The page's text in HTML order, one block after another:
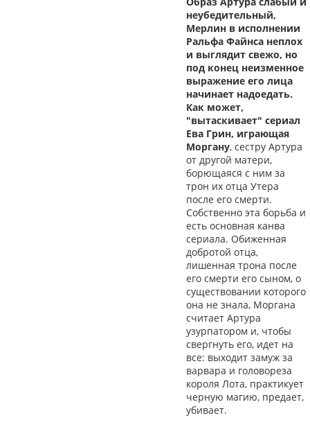
неубедительный,
Мерлин в исполнении
Ральфа Файнса неплох
и выглядит свежо, но
под конец неизменное
выражение его лица
начинает надоедать.
Как может,
"вытаскивает" сериал
Ева Грин, играющая
Моргану, сестру Артура
от другой матери,
борющаяся с ним за
трон их отца Утера
после его смерти.
Собственно эта борьба и
есть основная канва
сериала. Обиженная
добротой отца,
лишенная трона после
его смерти его сыном, о
существовании которого
она не знала, Моргана
считает Артура
узурпатором и, чтобы
свергнуть его, идет на
все: выходит замуж за
варвара и головореза
короля Лота, практикует
черную магию, предает,
убивает.